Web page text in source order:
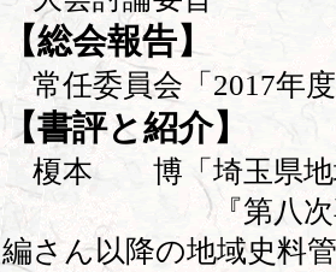
【総会報告】
常任委員会「2017年
【書評と紹介】
榎本 博「埼玉県地
『第八次専門研
編さん以降の地域史料